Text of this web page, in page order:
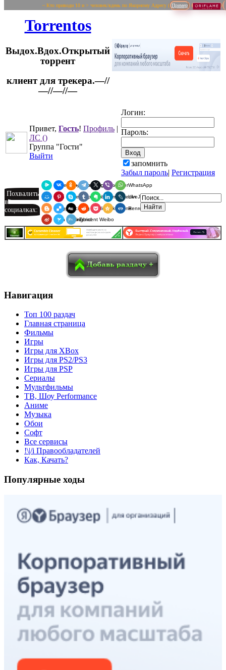
~ Кто приводи 10 и > человек/вдень по Якорному Адресу ( Пример
Torrentos
Выдох.Вдох.Открытый
торрент
Привет, Гость! Профиль |
ЛС ()
Группа "Гости"
Выйти
Логин:
Пароль:
запомнить
Забыл пароль| Регистрация
Похвалить
в
социалках:
Я.Мессенджер
ВКонтакте
Одноклассники
Telegram
X ViberWhatsApp
Мой МирPinterest
SkypeTumblrEvernoteLinkedInLiveJournal
BloggerDelicious
Digg redditPocketQzoneRenren
Sina Weibo
SurfingbirdTencent Weibo
Навигация
Топ 100 раздач
Главная страница
Фильмы
Игры
Игры для XBox
Игры для PS2/PS3
Игры для PSP
Сериалы
Мультфильмы
ТВ, Шоу Performance
Аниме
Музыка
Обои
Софт
Все сервисы
!\|/i Правообладателей
Как, Качать?
Популярные ходы